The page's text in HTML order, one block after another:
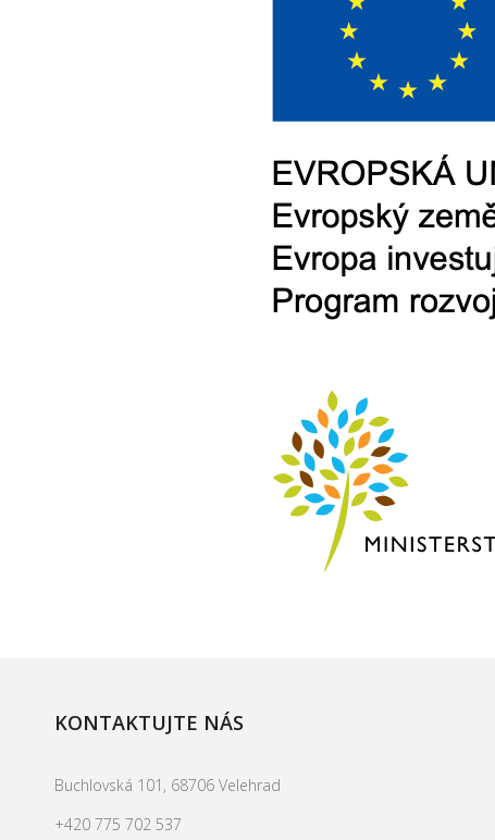
KONTAKTUJTE NÁS
Buchlovská 101, 68706 Velehrad
+420 775 702 537